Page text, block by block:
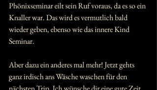
Phönixseminar eilt sein Ruf voraus, da es so ein
Knaller war. Das wird es vermutlich bald
wieder geben, ebenso wie das innere Kind
Seminar.
Aber dazu ein anderes mal mehr! Jetzt gehts
ganz irdisch ans Wäsche waschen für den